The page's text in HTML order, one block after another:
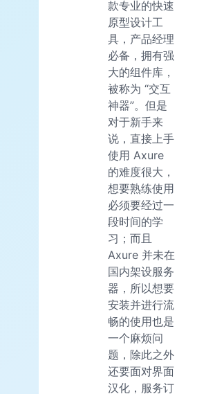
款专业的快速
原型设计工
具，产品经理
必备，拥有强
大的组件库，
被称为 “交互
神器”。但是
对于新手来
说，直接上手
使用 Axure
的难度很大，
想要熟练使用
必须要经过一
段时间的学
习；而且
Axure 并未在
国内架设服务
器，所以想要
安装并进行流
畅的使用也是
一个麻烦问
题，除此之外
还要面对界面
汉化，服务订